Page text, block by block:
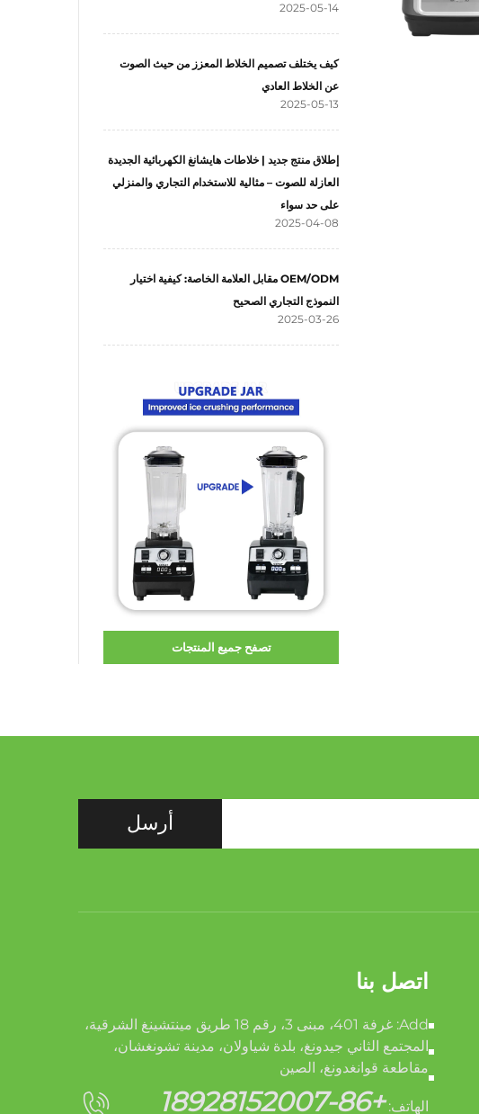
2025-05-14
كيف يختلف تصميم الخلاط المعزز من حيث الصوت
عن الخلاط العادي
2025-05-13
إطلاق منتج جديد | خلاطات هايشانغ الكهربائية الجديدة
العازلة للصوت – مثالية للاستخدام التجاري والمنزلي
على حد سواء
2025-04-08
OEM/ODM مقابل العلامة الخاصة: كيفية اختيار
النموذج التجاري الصحيح
2025-03-26
تصفح جميع المنتجات
أرسل
اتصل بنا
Add: غرفة 401، مبنى 3، رقم 18 طريق مينتشينغ الشرقية،
المجتمع الثاني جيدونغ، بلدة شياولان، مدينة تشونغشان،
مقاطعة قوانغدونغ، الصين
الهاتف: +86-18928152007